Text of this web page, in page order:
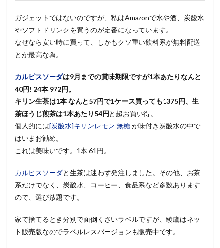
ガジェットではないのですが、私はAmazonで水や酒、炭酸水
やソフトドリンクを買うのが定番になっています。
なぜなら安い時に買って、しかもクソ重い飲料系が無料配送
とか最高な為。
カルピスソーダは9月までの賞味期限ですが1本あたりなんと
40円! 24本 972円。
キリン生茶は1本 なんと57円で1ケース買っても1375円、生
茶ほうじ煎茶は1本あたり54円と超お買い得。
個人的には[炭酸水]キリンレモン 無糖が味付き炭酸水の中で
はいまお勧め。
これは美味いです。1本 61円。
カルピスソーダと生茶は迷わず発注しました。その他、お茶
系だけでなく、炭酸水、コーヒー、食品系など多数あります
ので、選び放題です。
家で捨てるとき分別で面倒くさいラベルですが、綾鷹はネッ
ト販売版なのでラベルレスバージョンも販売中です。